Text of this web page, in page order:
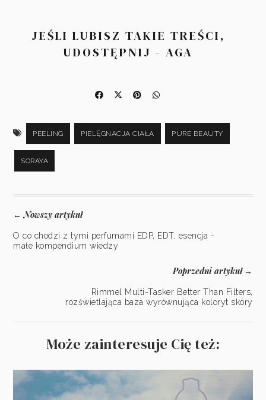
JEŚLI LUBISZ TAKIE TREŚCI,
UDOSTĘPNIJ - AGA
PEELING PIELĘGNACJA CIAŁA PURE BEAUTY
SORAYA
←Nowszy artykuł
O co chodzi z tymi perfumami EDP, EDT, esencja -
małe kompendium wiedzy
Poprzedni artykuł→
Rimmel Multi-Tasker Better Than Filters,
rozświetlająca baza wyrównująca koloryt skóry
Może zainteresuje Cię też: